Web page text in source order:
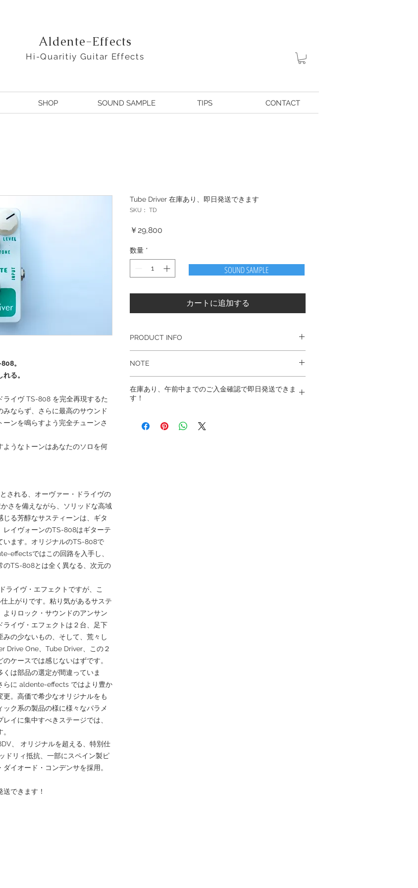
Aldente-Effects
Hi-Quaritiy Guitar Effects
SHOP SOUND SAMPLE TIPS CONTACT
。
る。
ライヴ TS-808 を完全再現するた
ならず、さらに最高のサウンド
ンを鳴らすよう完全チューンさ
うなトーンはあなたのソロを何
される、オーヴァー・ドライヴの
さを備えながら、ソリッドな高域
る芳醇なサスティーンは、ギタ
レイヴォーンのTS-808はギターテ
います。オリジナルのTS-808で
effectsではこの回路を入手し、
のTS-808とは全く異なる、次元の
ライヴ・エフェクトですが、こ
上がりです。粘り気があるサステ
よりロック・サウンドのアンサン
イヴ・エフェクトは２台、足下
の少ないもの、そして、荒々し
Drive One、Tube Driver、この２
ケースでは感じないはずです。
は部品の選定が間違っていま
らに aldente-effects ではより豊か
。高価で希少なオリジナルをも
ク系の製品の様に様々なパラメ
イに集中すべきステージでは、
、 オリジナルを超える、特別仕
ドリィ抵抗、一部にスペイン製ピ
イオード・コンデンサを採用。
できます！
Tube Driver 在庫あり、即日発送できます
SKU： TD
￥29,800
数量 *
カートに追加する
PRODUCT INFO
ペアンプその他、拘り抜いたパーツを使用
出来るだけ太いパターンを用いた、高音質設計のプ
リント基板
半導体を通らない、トゥルー・バイパス 仕様
コントロール : OUTPUT LEVEL ノブ、 OVER
NOTE
6か月保証書付（当社保証規定に準じます）
手作業による塗装・印刷ですので、多少のヨレ、カス
通常のエフェクター用センターマイナス 9VDC ACアダ
在庫あり、午前中までのご入金確認で即日発送できま
す！
SOUND SAMPLE